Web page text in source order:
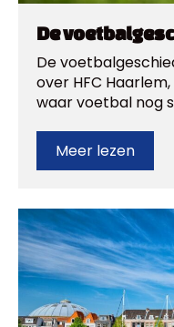
De
De
over HFC
waar voetbal nog
Meer lezen